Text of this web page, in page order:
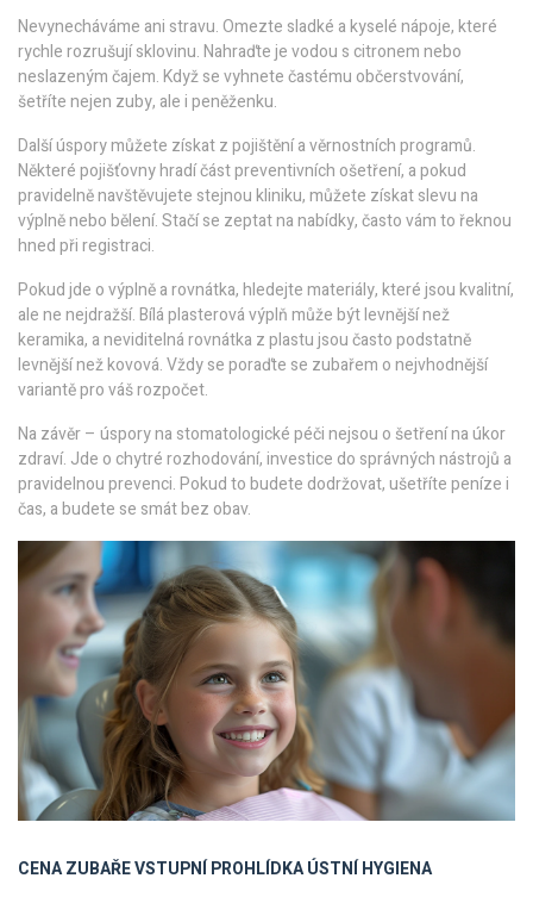
Nevynecháváme ani stravu. Omezte sladké a kyselé nápoje, které
rychle rozrušují sklovinu. Nahraďte je vodou s citronem nebo
neslazeným čajem. Když se vyhnete častému občerstvování,
šetříte nejen zuby, ale i peněženku.
Další úspory můžete získat z pojištění a věrnostních programů.
Některé pojišťovny hradí část preventivních ošetření, a pokud
pravidelně navštěvujete stejnou kliniku, můžete získat slevu na
výplně nebo bělení. Stačí se zeptat na nabídky, často vám to řeknou
hned při registraci.
Pokud jde o výplně a rovnátka, hledejte materiály, které jsou kvalitní,
ale ne nejdražší. Bílá plasterová výplň může být levnější než
keramika, a neviditelná rovnátka z plastu jsou často podstatně
levnější než kovová. Vždy se poraďte se zubařem o nejvhodnější
variantě pro váš rozpočet.
Na závěr – úspory na stomatologické péči nejsou o šetření na úkor
zdraví. Jde o chytré rozhodování, investice do správných nástrojů a
pravidelnou prevenci. Pokud to budete dodržovat, ušetříte peníze i
čas, a budete se smát bez obav.
CENA ZUBAŘEVSTUPNÍ PROHLÍDKAÚSTNÍ HYGIENA